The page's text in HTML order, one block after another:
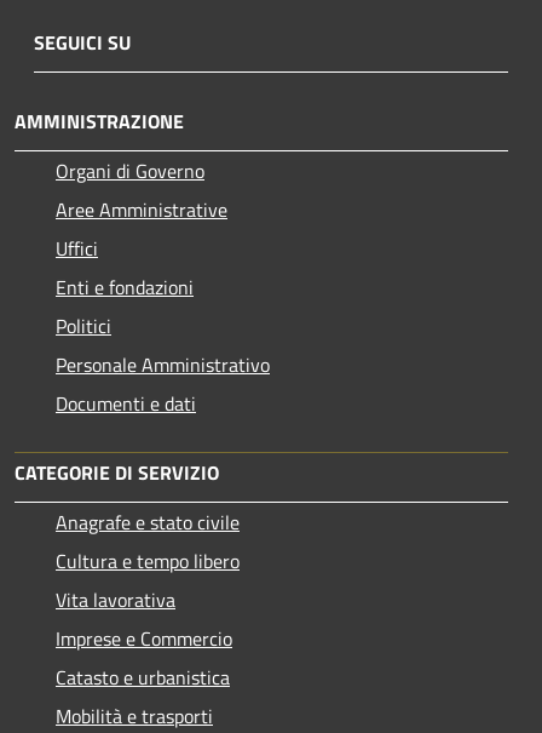
SEGUICI SU
AMMINISTRAZIONE
Organi di Governo
Aree Amministrative
Uffici
Enti e fondazioni
Politici
Personale Amministrativo
Documenti e dati
CATEGORIE DI SERVIZIO
Anagrafe e stato civile
Cultura e tempo libero
Vita lavorativa
Imprese e Commercio
Catasto e urbanistica
Mobilità e trasporti